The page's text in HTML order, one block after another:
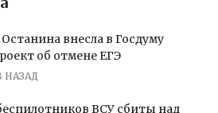
внесла в Госдуму
об отмене ЕГЭ
НАЗАД
ВСУ сбиты над